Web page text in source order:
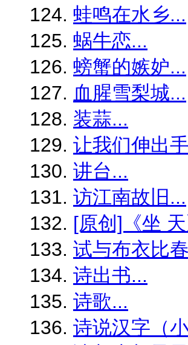
蛙鸣在水乡...
蜗牛恋...
螃蟹的嫉妒...
血腥雪梨城...
装蒜...
让我们伸出
讲台...
访江南故旧...
[原创]《坐
试与布衣比
诗出书...
诗歌...
诗说汉字（